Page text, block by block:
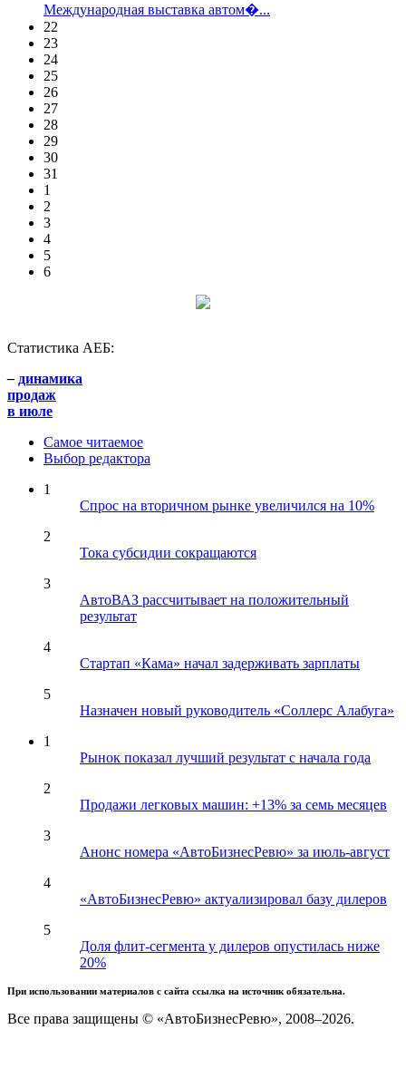
Международная выставка автом�...
22
23
24
25
26
27
28
29
30
31
1
2
3
4
5
6
Статистика АЕБ:
– динамика
продаж
в июле
Самое читаемое
Выбор редактора
1
Спрос на вторичном рынке увеличился на 10%
2
Тока субсидии сокращаются
3
АвтоВАЗ рассчитывает на положительный
результат
4
Стартап «Кама» начал задерживать зарплаты
5
Назначен новый руководитель «Соллерс Алабуга»
1
Рынок показал лучший результат с начала года
2
Продажи легковых машин: +13% за семь месяцев
3
Анонс номера «АвтоБизнесРевю» за июль-август
4
«АвтоБизнесРевю» актуализировал базу дилеров
5
Доля флит-сегмента у дилеров опустилась ниже
20%
При использовании материалов с сайта ссылка на источник обязательна.
Все права защищены © «АвтоБизнесРевю», 2008–2026.